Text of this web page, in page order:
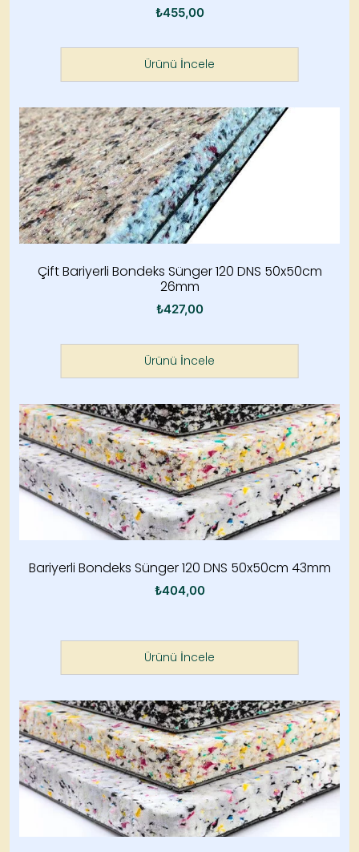
₺455,00
Ürünü İncele
Çift Bariyerli Bondeks Sünger 120 DNS 50x50cm
26mm
₺427,00
Ürünü İncele
Bariyerli Bondeks Sünger 120 DNS 50x50cm 43mm
₺404,00
Ürünü İncele